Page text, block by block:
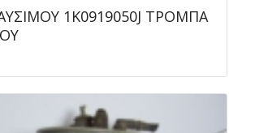
1K0919050J ΤΡΟΜΠΑ